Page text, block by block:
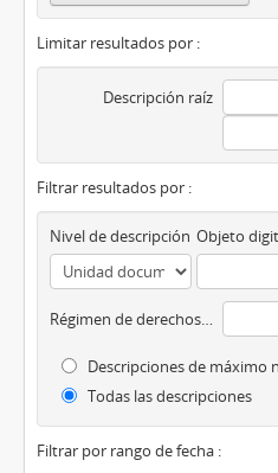
Limitar resultados por :
Descripción raíz
Filtrar resultados por :
Nivel de descripción
Régimen de derechos de autor
Descripciones de máximo
Todas las descripciones
Filtrar por rango de fecha :